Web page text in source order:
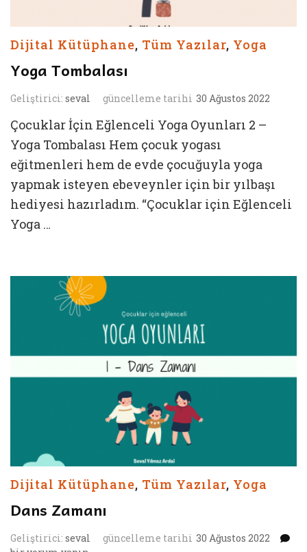
Dijital Kütüphane, Tüm Yazılar, Yoga
Yoga Tombalası
Geliştirici: seval güncelleme tarihi 30 Ağustos 2022
Çocuklar İçin Eğlenceli Yoga Oyunları 2 –
Yoga Tombalası Hem çocuk yogası
eğitmenleri hem de evde çocuğuyla yoga
yapmak isteyen ebeveynler için bir yılbaşı
hediyesi hazırladım. “Çocuklar için Eğlenceli
Yoga …
Dijital Kütüphane, Tüm Yazılar, Yoga
Dans Zamanı
Geliştirici: seval güncelleme tarihi 30 Ağustos 2022